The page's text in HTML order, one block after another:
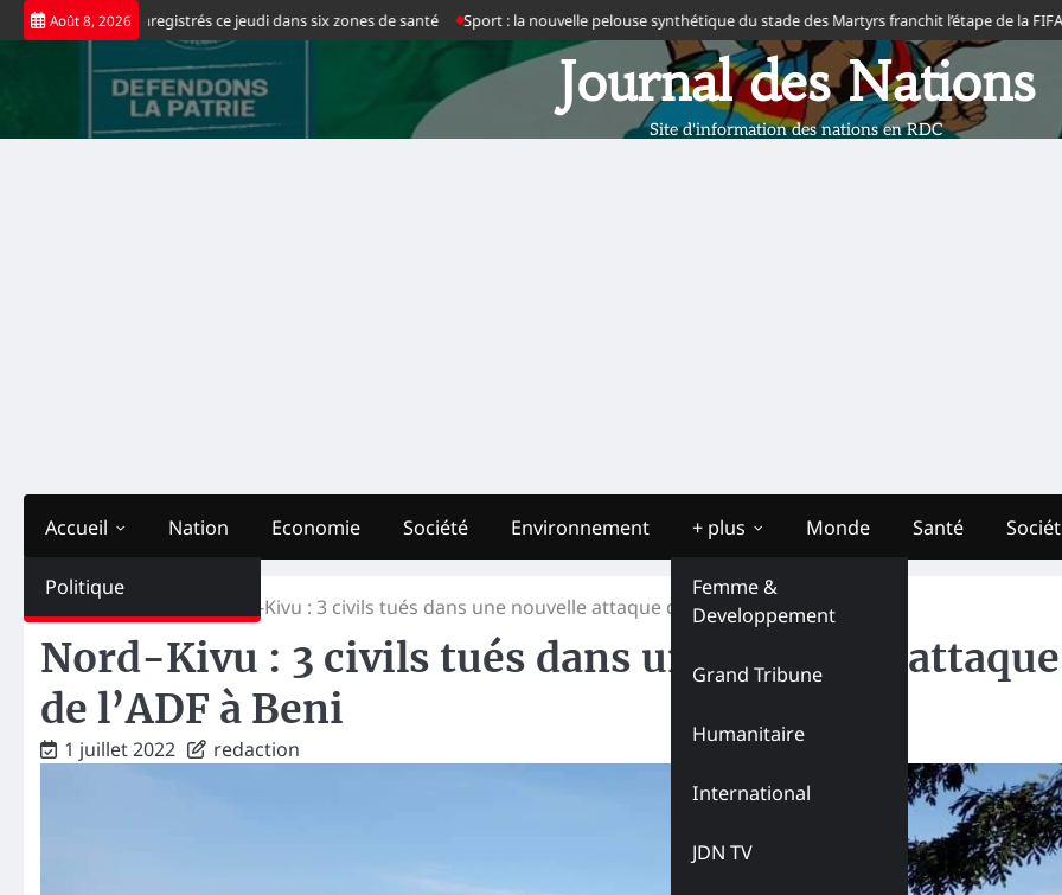
Skip
to
Août 8, 2026
enregistrés ce jeudi dans six zones de santé Sport : la nouvelle pelouse synthétique du stade des Martyrs franchit l’étape de la FIFA
Journal des Nations
Site d'information des nations en RDC
Accueil
Politique
Nation Economie Société Environnement + plus
Femme &
Developpement
Grand Tribune
Humanitaire
International
JDN TV
Monde Santé
Nord-Kivu : 3 civils tués dans une nouvelle attaque de l’ADF à Beni
Nord-Kivu : 3 civils tués dans une nouvelle attaque
de l’ADF à Beni
1 juillet 2022 redaction